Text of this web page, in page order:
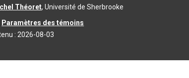
Théoret, Université de Sherbrooke
Paramètres des témoins
: 2026-08-03